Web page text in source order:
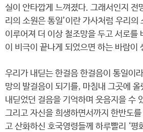
실이 안타깝게 느껴졌다. 그래서인지 전
리의 소원은 통일’이란 가사처럼 우리의
이루어져 더 이상 철조망을 두고 서로를
이 비극이 끝나게 되었으면 하는 바람이
우리가 내딛는 한걸음 한걸음이 통일이
망의 발걸음이 되기를, 마침내 그곳에 올
내딛었던 걸음을 기억하며 웃음지을 수
그리고 자신을 희생하면서까지 한반도
고 산화하신 호국영령들께 하루빨리 ‘평